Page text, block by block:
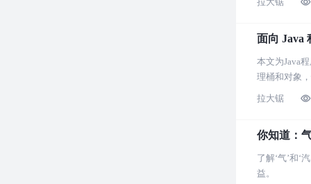
面向 Java
本文为Java
理桶和对象
拉大锯
你知道：
了解‘气’和‘
益。